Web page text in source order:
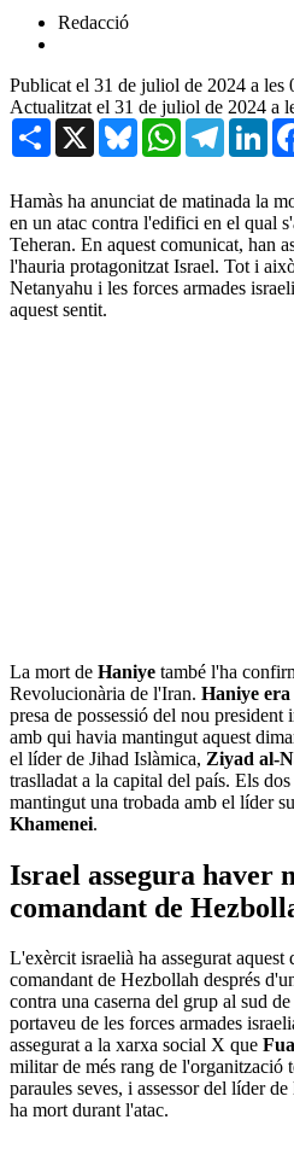
Redacció
Publicat el 31 de juliol de 2024 a les
Actualitzat el 31 de juliol de 2024 a
Share X BlueskyWhatsAppTelegram
Hamàs ha anunciat de matinada la
en un atac contra l'edifici en el qual
Teheran. En aquest comunicat, han
l'hauria protagonitzat Israel. Tot i
Netanyahu i les forces armades
aquest sentit.
La mort de Haniye també l'ha
Revolucionària de l'Iran. Haniye
presa de possessió del nou president
amb qui havia mantingut aquest
el líder de Jihad Islàmica, Ziyad al-
traslladat a la capital del país. Els
mantingut una trobada amb el líder
Khamenei.
Israel assegura haver
comandant de
L'exèrcit israelià ha assegurat aquest
comandant de Hezbollah després
contra una caserna del grup al sud
portaveu de les forces armades
assegurat a la xarxa social X que
militar de més rang de l'organització
paraules seves, i assessor del líder
ha mort durant l'atac.